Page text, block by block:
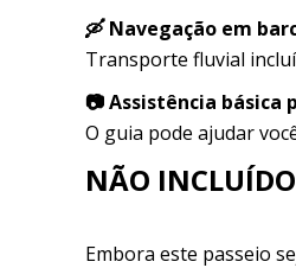
🛶 Navegação em
Transporte fluvial
📷 Assistência
O guia pode ajudar
NÃO INCLUÍDO
Embora este passeio